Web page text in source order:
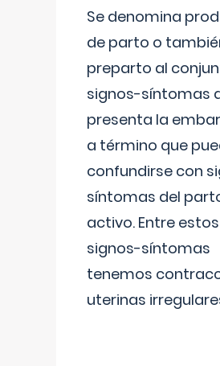
Se denomina
de parto o
preparto al
signos-síntomas
presenta la
a término que
confundirse con
síntomas del
activo. Entre estos
signos-síntomas
tenemos
uterinas